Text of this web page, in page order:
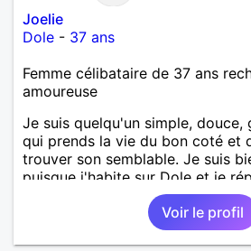
Joelie
Dole - 37 ans
Femme célibataire de 37 ans
amoureuse
Je suis quelqu'un simple, douce,
qui prends la vie du bon coté et
trouver son semblable. Je suis
puisque j'habite sur Dole et je
Voir le profil